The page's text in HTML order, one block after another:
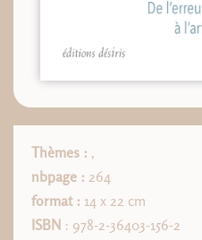
Thèmes : ,
nbpage : 264
format : 14 x 22 cm
ISBN : 978-2-36403-156-2